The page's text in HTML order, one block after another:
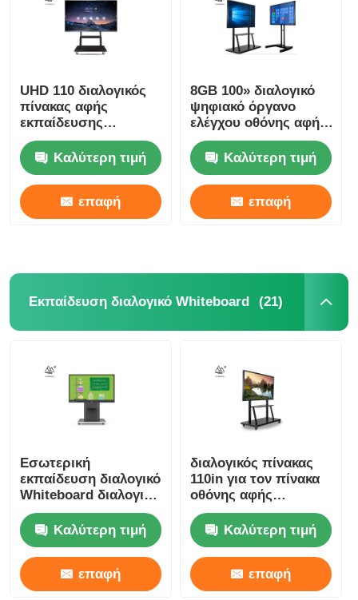
UHD 110 διαλογικός
πίνακας αφής
εκπαίδευσης
4096×4096 επίπεδης
οθόνης ίντσας
Καλύτερη τιμή
επαφή
8GB 100» διαλογικό
ψηφιακό όργανο
ελέγχου οθόνης αφής
πινάκων για τη
διδασκαλίαΚαλύτερη τιμή
επαφή
Εκπαίδευση διαλογικό Whiteboard (21)
Εσωτερική
εκπαίδευση διαλογικό
Whiteboard διαλογική
επίδειξη 70 ίντσας
Καλύτερη τιμή
επαφή
διαλογικός πίνακας
110in για τον πίνακα
οθόνης αφής
διδασκαλίας
32768×32768 για τα
σχολεία
Καλύτερη τιμή
επαφή